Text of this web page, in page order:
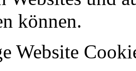
können.
Website